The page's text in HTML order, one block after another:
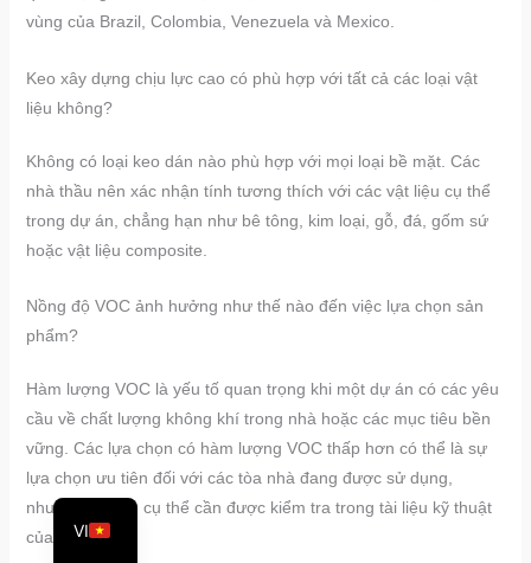
vùng của Brazil, Colombia, Venezuela và Mexico.
Keo xây dựng chịu lực cao có phù hợp với tất cả các loại vật
liệu không?
Không có loại keo dán nào phù hợp với mọi loại bề mặt. Các
nhà thầu nên xác nhận tính tương thích với các vật liệu cụ thể
trong dự án, chẳng hạn như bê tông, kim loại, gỗ, đá, gốm sứ
hoặc vật liệu composite.
Nồng độ VOC ảnh hưởng như thế nào đến việc lựa chọn sản
phẩm?
Hàm lượng VOC là yếu tố quan trọng khi một dự án có các yêu
cầu về chất lượng không khí trong nhà hoặc các mục tiêu bền
vững. Các lựa chọn có hàm lượng VOC thấp hơn có thể là sự
lựa chọn ưu tiên đối với các tòa nhà đang được sử dụng,
nhưng ngưỡng cụ thể cần được kiểm tra trong tài liệu kỹ thuật
của sản phẩm.
VI
EN
AR
ES
PT